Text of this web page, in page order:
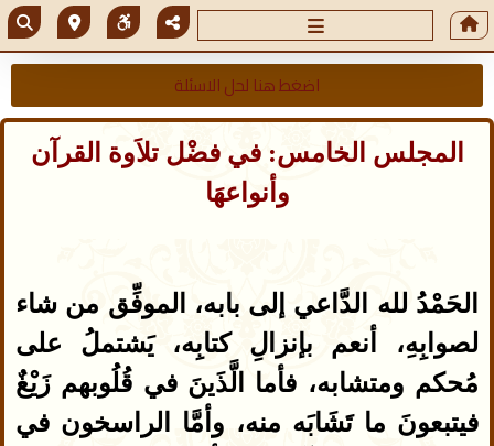
اضغط هنا لحل الاسئلة
المجلس الخامس: في فضْل تلاَوة القرآن
وأنواعهَا
الحَمْدُ لله الدَّاعي إلى بابه، الموفِّق من شاء
لصوابِهِ، أنعم بإنزالِ كتابِه، يَشتملُ على
مُحكم ومتشابه، فأما الَّذَينَ في قُلُوبهم زَيْغٌ
فيتبعونَ ما تَشَابَه منه، وأمَّا الراسخون في